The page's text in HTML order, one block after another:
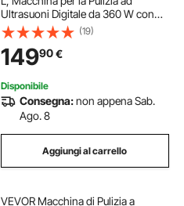
Ultrasuoni Digitale da 360 W con
Modalità Delicata, Pulitore ad
Ultrasuoni Industriale da 40 kHz
con Riscaldatore e Timer
(19)
14990€
Disponibile
Consegna:non appena Sab.
Ago. 8
Aggiungi al carrello
VEVOR Macchina di Pulizia a